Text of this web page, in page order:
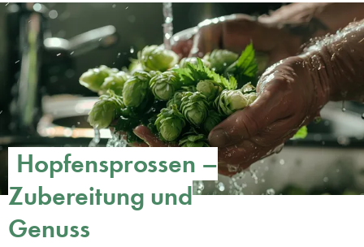
Hopfensprossen –
Zubereitung und
Genuss